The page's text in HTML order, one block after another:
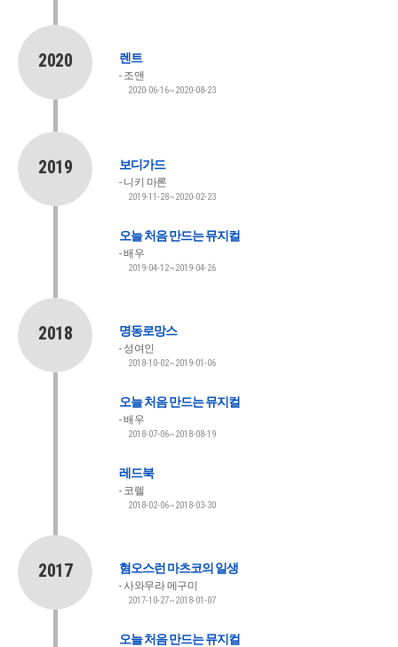
2020 렌트
조앤
2020-06-16~2020-08-23
2019 보디가드
니키 마론
2019-11-28~2020-02-23
오늘 처음 만드는 뮤지컬
배우
2019-04-12~2019-04-26
2018 명동로망스
성여인
2018-10-02~2019-01-06
오늘 처음 만드는 뮤지컬
배우
2018-07-06~2018-08-19
레드북
코렐
2018-02-06~2018-03-30
2017 혐오스런 마츠코의 일생
사와무라 메구미
2017-10-27~2018-01-07
오늘 처음 만드는 뮤지컬